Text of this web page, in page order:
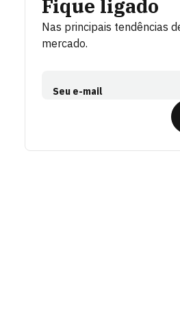
Fique ligado
Nas principais tendências
mercado.
Seu e-mail